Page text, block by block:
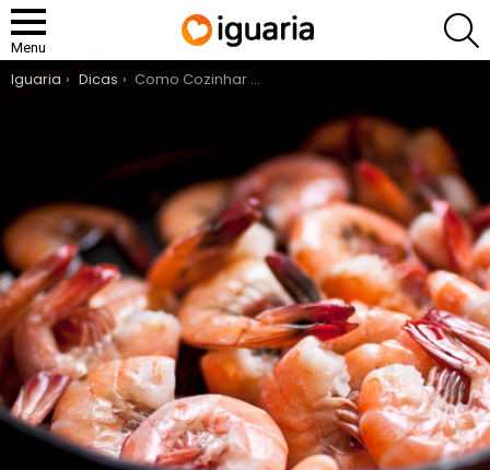
Menu
You are here:
Iguaria Dicas Como Cozinhar Camarão